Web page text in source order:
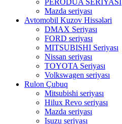
Mazda seriyası
Avtomobil Kuzov Hissələri
DMAX Seriyası
FORD seriyası
MITSUBISHI Seriyası
Nissan seriyası
TOYOTA Seriyası
Volkswagen seriyası
Rulon Çubuq
Mitsubishi seriyası
Hilux Revo seriyası
Mazda seriyası
Isuzu seriyası